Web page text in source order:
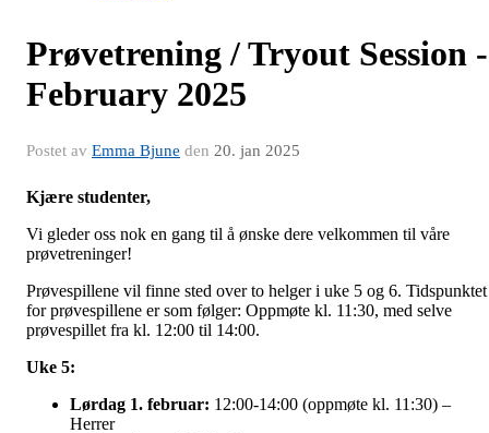
Prøvetrening / Tryout Session -
February 2025
Postet av Emma Bjune den 20. jan 2025
Kjære studenter,
Vi gleder oss nok en gang til å ønske dere velkommen til våre
prøvetreninger!
Prøvespillene vil finne sted over to helger i uke 5 og 6. Tidspunktet
for prøvespillene er som følger: Oppmøte kl. 11:30, med selve
prøvespillet fra kl. 12:00 til 14:00.
Uke 5:
Lørdag 1. februar: 12:00-14:00 (oppmøte kl. 11:30) –
Herrer